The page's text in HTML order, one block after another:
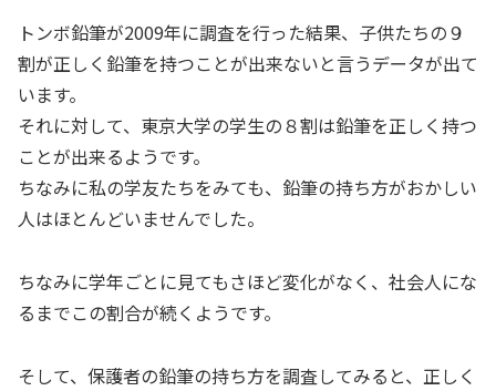
トンボ鉛筆が2009年に調査を行った結果、子供たちの９
割が正しく鉛筆を持つことが出来ないと言うデータが出て
います。
それに対して、東京大学の学生の８割は鉛筆を正しく持つ
ことが出来るようです。
ちなみに私の学友たちをみても、鉛筆の持ち方がおかしい
人はほとんどいませんでした。
ちなみに学年ごとに見てもさほど変化がなく、社会人にな
るまでこの割合が続くようです。
そして、保護者の鉛筆の持ち方を調査してみると、正しく